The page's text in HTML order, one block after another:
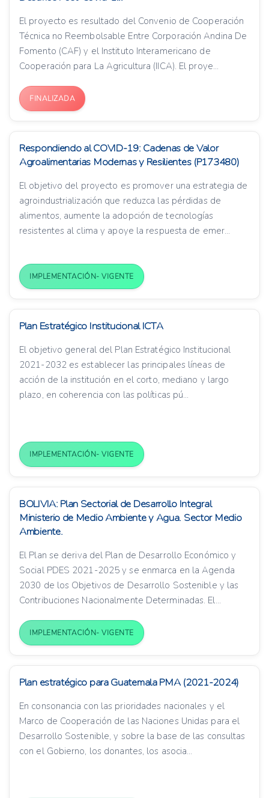
El proyecto es resultado del Convenio de Cooperación
Técnica no Reembolsable Entre Corporación Andina De
Fomento (CAF) y el Instituto Interamericano de
Cooperación para La Agricultura (IICA). El proye...
FINALIZADA
Respondiendo al COVID-19: Cadenas de Valor
Agroalimentarias Modernas y Resilientes (P173480)
El objetivo del proyecto es promover una estrategia de
agroindustrialización que reduzca las pérdidas de
alimentos, aumente la adopción de tecnologías
resistentes al clima y apoye la respuesta de emer...
IMPLEMENTACIÓN- VIGENTE
Plan Estratégico Institucional ICTA
El objetivo general del Plan Estratégico Institucional
2021-2032 es establecer las principales líneas de
acción de la institución en el corto, mediano y largo
plazo, en coherencia con las políticas pú...
IMPLEMENTACIÓN- VIGENTE
BOLIVIA: Plan Sectorial de Desarrollo Integral
Ministerio de Medio Ambiente y Agua. Sector Medio
Ambiente.
El Plan se deriva del Plan de Desarrollo Económico y
Social PDES 2021-2025 y se enmarca en la Agenda
2030 de los Objetivos de Desarrollo Sostenible y las
Contribuciones Nacionalmente Determinadas. El...
IMPLEMENTACIÓN- VIGENTE
Plan estratégico para Guatemala PMA (2021-2024)
En consonancia con las prioridades nacionales y el
Marco de Cooperación de las Naciones Unidas para el
Desarrollo Sostenible, y sobre la base de las consultas
con el Gobierno, los donantes, los asocia...